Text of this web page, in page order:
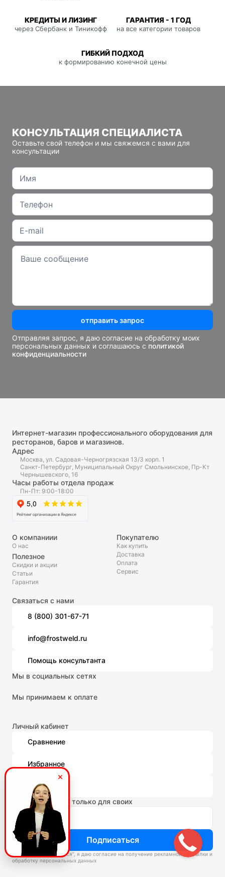
КРЕДИТЫ И ЛИЗИНГ
через Сбербанк и Тиникофф
ГАРАНТИЯ - 1 ГОД
на все категории товаров
ГИБКИЙ ПОДХОД
к формированию конечной цены
КОНСУЛЬТАЦИЯ СПЕЦИАЛИСТА
Оставьте свой телефон и мы свяжемся с вами для
консультации
отправить запрос
Отправляя запрос, я даю согласие на обработку моих
персональных данных и соглашаюсь с политикой
конфиденциальности
Интернет-магазин профессионального оборудования для
ресторанов, баров и магазинов.
Адрес
Москва, ул. Садовая-Черногрязская 13/3 корп. 1
Санкт-Петербург, Муниципальный Округ Смольнинское, Пр-Кт
Чернышевского, 16
Часы работы отдела продаж
Пн-Пт: 9:00-18:00
О компаниии
О нас
Полезное
Скидки и акции
Статьи
Гарантия
Покупателю
Как купить
Доставка
Оплата
Сервис
Связаться с нами
8 (800) 301-67-71
info@frostweld.ru
Помощь консультанта
Мы в социальных сетях
Мы принимаем к оплате
Личный кабинет
Сравнение
Избранное
Корзина
Новости и акции только для своих
Подписаться
Нажимая “Подписаться”, я даю согласие на получение рекламной рассылки и
обработку персональных данных